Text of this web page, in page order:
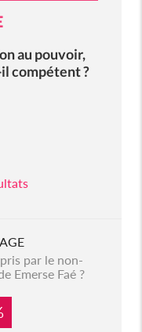
au pouvoir,
compétent ?
par le non-
Emerse Faé ?